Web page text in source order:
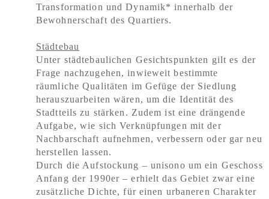
Transformation und Dynamik* innerhalb der
Bewohnerschaft des Quartiers.
Städtebau
Unter städtebaulichen Gesichtspunkten gilt es der
Frage nachzugehen, inwieweit bestimmte
räumliche Qualitäten im Gefüge der Siedlung
herauszuarbeiten wären, um die Identität des
Stadtteils zu stärken. Zudem ist eine drängende
Aufgabe, wie sich Verknüpfungen mit der
Nachbarschaft aufnehmen, verbessern oder gar neu
herstellen lassen.
Durch die Aufstockung – unisono um ein Geschoss
Anfang der 1990er – erhielt das Gebiet zwar eine
zusätzliche Dichte, für einen urbaneren Charakter